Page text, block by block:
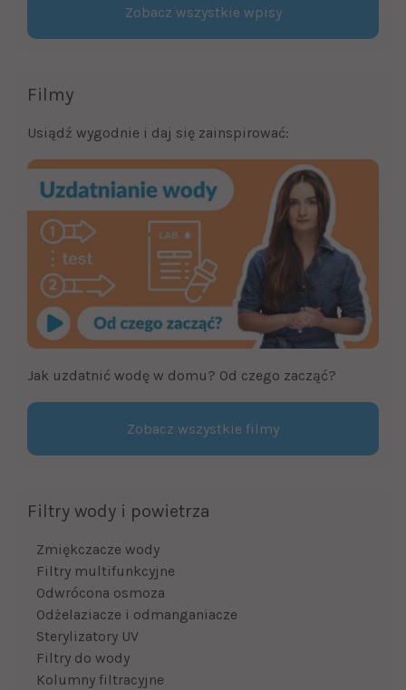
Zobacz wszystkie wpisy
Filmy
Usiądź wygodnie i daj się zainspirować:
Jak uzdatnić wodę w domu? Od czego zacząć?
Zobacz wszystkie filmy
Filtry wody i powietrza
Zmiękczacze wody
Filtry multifunkcyjne
Odwrócona osmoza
Odżelaziacze i odmanganiacze
Sterylizatory UV
Filtry do wody
Kolumny filtracyjne